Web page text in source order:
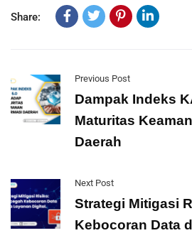
Share:
Previous Post
Dampak Indeks
Maturitas
Daerah
Next Post
Strategi Mitigasi
Kebocoran Data